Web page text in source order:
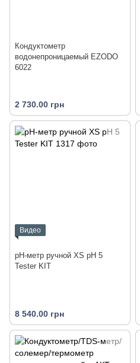
Кондуктометр
водонепроницаемый EZODO
6022
2 730.00 грн
Видео
pH-метр ручной XS pH 5
Tester KIT
8 540.00 грн